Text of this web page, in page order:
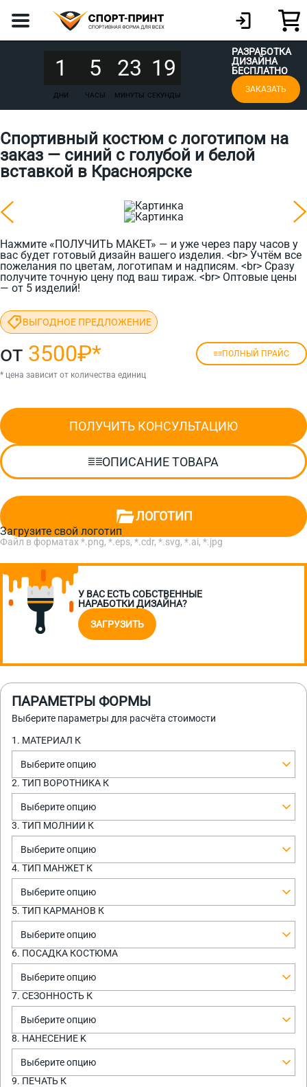
1
ДНИ
5
ЧАСЫ
23
МИНУТЫ
19
СЕКУНДЫ
РАЗРАБОТКА
ДИЗАЙНА
БЕСПЛАТНО
ЗАКАЗАТЬ
Спортивный костюм с логотипом на
заказ — синий с голубой и белой
вставкой в Красноярске
Нажмите «ПОЛУЧИТЬ МАКЕТ» — и уже через пару часов у
вас будет готовый дизайн вашего изделия. <br> Учтём все
пожелания по цветам, логотипам и надписям. <br> Сразу
получите точную цену под ваш тираж. <br> Оптовые цены
— от 5 изделий!
ВЫГОДНОЕ ПРЕДЛОЖЕНИЕ
от 3500₽* ПОЛНЫЙ ПРАЙС
* цена зависит от количества единиц
ПОЛУЧИТЬ КОНСУЛЬТАЦИЮ
ОПИСАНИЕ ТОВАРА
ЛОГОТИП
Загрузите свой логотип
Файл в форматах *.png, *.eps, *.cdr, *.svg, *.ai, *.jpg
У ВАС ЕСТЬ СОБСТВЕННЫЕ
НАРАБОТКИ ДИЗАЙНА?
ЗАГРУЗИТЬ
ПАРАМЕТРЫ ФОРМЫ
Выберите параметры для расчёта стоимости
1. МАТЕРИАЛ К
Выберите опцию
2. ТИП ВОРОТНИКА К
Выберите опцию
3. ТИП МОЛНИИ К
Выберите опцию
4. ТИП МАНЖЕТ К
Выберите опцию
5. ТИП КАРМАНОВ К
Выберите опцию
6. ПОСАДКА КОСТЮМА
Выберите опцию
7. СЕЗОННОСТЬ К
Выберите опцию
8. НАНЕСЕНИЕ K
Выберите опцию
9. ПЕЧАТЬ К